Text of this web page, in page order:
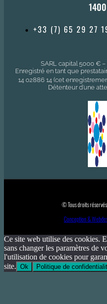
+33 (7) 65 29 27
SARL capital 5000 € –
Enregistré en tant que
14 02886 14 (cet
Détenteur d’une
© Tous droits
Conception &
Ce site web utilise des cookies.
sans changer les paramètres de
l'utilisation de cookies pour
site. Ok Politique de